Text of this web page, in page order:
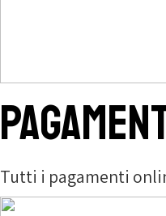
Tutti i pagamenti